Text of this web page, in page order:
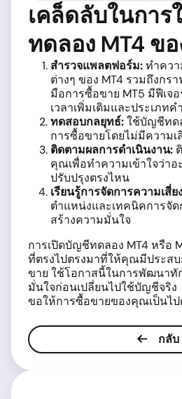
เคล็ดลับในกา
ทดลอง MT4 ข
สำรวจแพลตฟอร์ม:ทำควา
ต่างๆ ของ MT4 รวมถึงกร
มือการซื้อขาย MT5 มีฟีเจ
เวลาเพิ่มเติมและประเภท
ทดสอบกลยุทธ์:ใช้บัญชีทด
การซื้อขายโดยไม่มีความเ
ติดตามผลการดำเนินงาน:
คุณเพื่อทำความเข้าใจว่าอ
ปรับปรุงตรงไหน
เรียนรู้การจัดการความเสี่ย
ตำแหน่งและเทคนิคการจัด
สร้างความมั่นใจ
การเปิดบัญชีทดลอง MT4 หรือ
ที่ตรงไปตรงมาที่ให้คุณมีประส
ขาย ใช้โอกาสนี้ในการพัฒนาทั
มั่นใจก่อนเปลี่ยนไปใช้บัญชีจริง
ขอให้การซื้อขายของคุณเป็นไป
กลับ